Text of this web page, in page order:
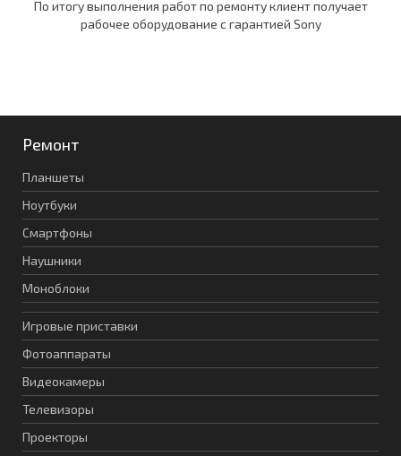
По итогу выполнения работ по ремонту клиент получает
рабочее оборудование c гарантией Sony
Ремонт
Планшеты
Ноутбуки
Смартфоны
Наушники
Моноблоки
Игровые приставки
Фотоаппараты
Видеокамеры
Телевизоры
Проекторы